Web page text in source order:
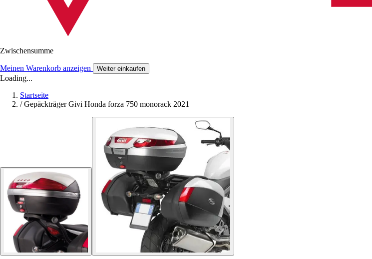
Zwischensumme
Meinen Warenkorb anzeigen Weiter einkaufen
Loading...
Startseite
/ Gepäckträger Givi Honda forza 750 monorack 2021